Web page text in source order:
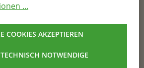
gesetzl. Mehrwertsteuer zzgl.
ggf. Nachnahmegebühren, wenn
anders angegeben.
Datenschutz Barrierefreiheit
...
NOTWENDIGE
COOKIES AKZEPTIEREN